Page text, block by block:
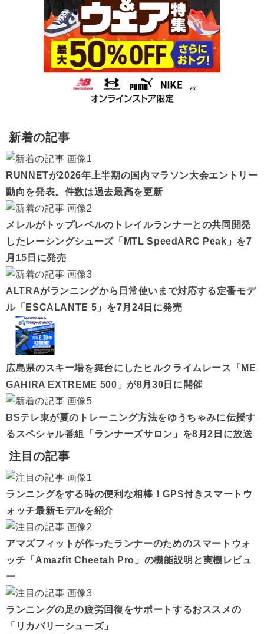
新着の記事
RUNNETが2026年上半期の国内マラソン大会エントリー
動向を発表。件数は過去最高を更新
メレルがトップレベルのトレイルランナーとの共同開発
したレーシングシューズ「MTL SpeedARC Peak」を7
月15日に発売
ALTRAがランニングから日常使いまで対応する定番モデ
ル「ESCALANTE 5」を7月24日に発売
広島県のスキー場を舞台にしたヒルクライムレース「ME
GAHIRA EXTREME 500」が8月30日に開催
BSテレ東が夏のトレーニング方法をゆうちゃみに伝授す
るスペシャル番組「ランナーズサロン」を8月2日に放送
注目の記事
ランニングをする時の便利な相棒！GPS付きスマートウ
ォッチ最新モデルを紹介
アマズフィットが作ったランナーのためのスマートウォ
ッチ「Amazfit Cheetah Pro」の機能説明と実機レビュ
ー
ランニングの足の疲労回復をサポートするおススメの
「リカバリーシューズ」